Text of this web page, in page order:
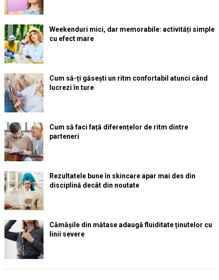
Weekenduri mici, dar memorabile: activități simple
cu efect mare
Cum să-ți găsești un ritm confortabil atunci când
lucrezi în ture
Cum să faci față diferențelor de ritm dintre
parteneri
Rezultatele bune în skincare apar mai des din
disciplină decât din noutate
Cămășile din mătase adaugă fluiditate ținutelor cu
linii severe